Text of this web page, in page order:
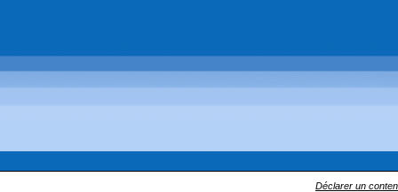
Déclarer un